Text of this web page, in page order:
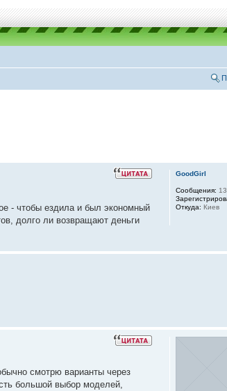
- чтобы ездила и был экономный
долго ли возвращают деньги
GoodGirl
Сообщения:
Откуда: Киев
смотрю варианты через
большой выбор моделей,